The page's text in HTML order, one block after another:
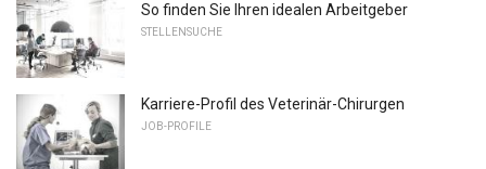
So finden Sie Ihren idealen Arbeitgeber
STELLENSUCHE
Karriere-Profil des Veterinär-Chirurgen
JOB-PROFILE